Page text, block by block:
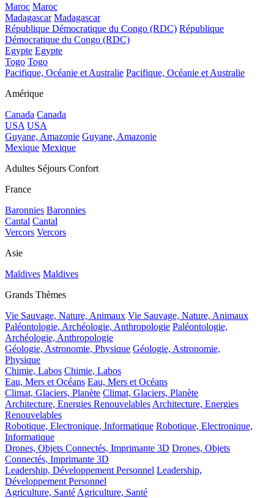
Maroc Maroc
Madagascar Madagascar
République Démocratique du Congo (RDC) République
Démocratique du Congo (RDC)
Egypte Egypte
Togo Togo
Pacifique, Océanie et Australie Pacifique, Océanie et Australie
Amérique
Canada Canada
USA USA
Guyane, Amazonie Guyane, Amazonie
Mexique Mexique
Adultes Séjours Confort
France
Baronnies Baronnies
Cantal Cantal
Vercors Vercors
Asie
Maldives Maldives
Grands Thèmes
Vie Sauvage, Nature, Animaux Vie Sauvage, Nature, Animaux
Paléontologie, Archéologie, Anthropologie Paléontologie,
Archéologie, Anthropologie
Géologie, Astronomie, Physique Géologie, Astronomie,
Physique
Chimie, Labos Chimie, Labos
Eau, Mers et Océans Eau, Mers et Océans
Climat, Glaciers, Planète Climat, Glaciers, Planète
Architecture, Energies Renouvelables Architecture, Energies
Renouvelables
Robotique, Electronique, Informatique Robotique, Electronique,
Informatique
Drones, Objets Connectés, Imprimante 3D Drones, Objets
Connectés, Imprimante 3D
Leadership, Développement Personnel Leadership,
Développement Personnel
Agriculture, Santé Agriculture, Santé